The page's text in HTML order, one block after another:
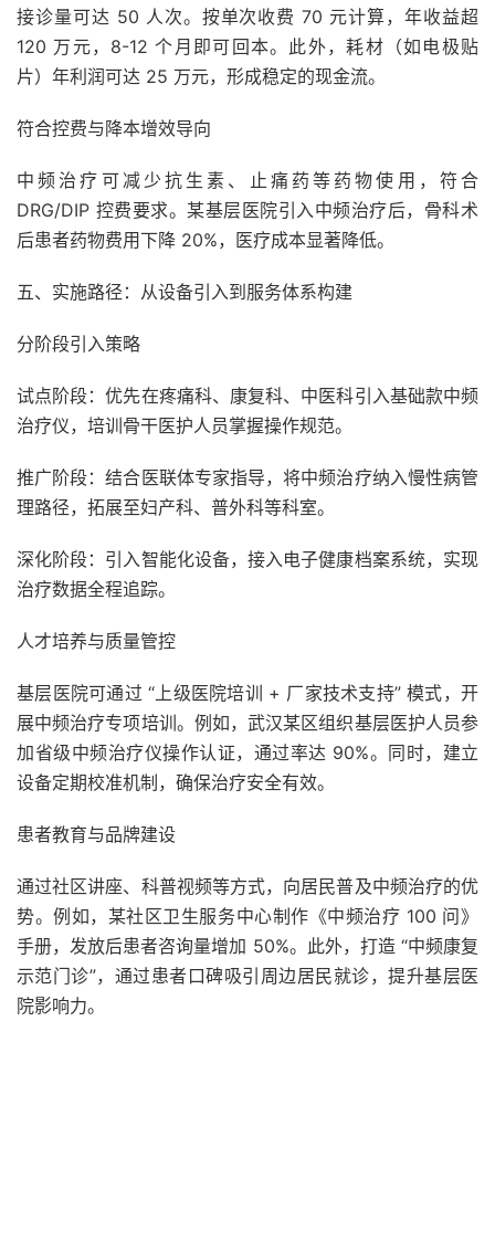
接诊量可达 50 人次。按单次收费 70 元计算，年收益超
120 万元，8-12 个月即可回本。此外，耗材（如电极贴
片）年利润可达 25 万元，形成稳定的现金流。
符合控费与降本增效导向
中频治疗可减少抗生素、止痛药等药物使用，符合
DRG/DIP 控费要求。某基层医院引入中频治疗后，骨科术
后患者药物费用下降 20%，医疗成本显著降低。
五、实施路径：从设备引入到服务体系构建
分阶段引入策略
试点阶段：优先在疼痛科、康复科、中医科引入基础款中频
治疗仪，培训骨干医护人员掌握操作规范。
推广阶段：结合医联体专家指导，将中频治疗纳入慢性病管
理路径，拓展至妇产科、普外科等科室。
深化阶段：引入智能化设备，接入电子健康档案系统，实现
治疗数据全程追踪。
人才培养与质量管控
基层医院可通过 “上级医院培训 + 厂家技术支持” 模式，开
展中频治疗专项培训。例如，武汉某区组织基层医护人员参
加省级中频治疗仪操作认证，通过率达 90%。同时，建立
设备定期校准机制，确保治疗安全有效。
患者教育与品牌建设
通过社区讲座、科普视频等方式，向居民普及中频治疗的优
势。例如，某社区卫生服务中心制作《中频治疗 100 问》
手册，发放后患者咨询量增加 50%。此外，打造 “中频康复
示范门诊”，通过患者口碑吸引周边居民就诊，提升基层医
院影响力。